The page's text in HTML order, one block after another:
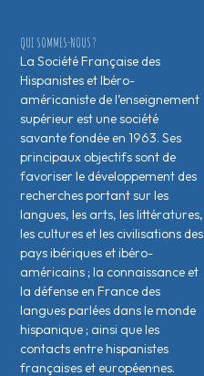
QUI SOMMES-NOUS ?
La Société Française des
Hispanistes et Ibéro-
américaniste de l’enseignement
supérieur est une société
savante fondée en 1963. Ses
principaux objectifs sont de
favoriser le développement des
recherches portant sur les
langues, les arts, les littératures,
les cultures et les civilisations des
pays ibériques et ibéro-
américains ; la connaissance et
la défense en France des
langues parlées dans le monde
hispanique ; ainsi que les
contacts entre hispanistes
français·es et européen·nes.